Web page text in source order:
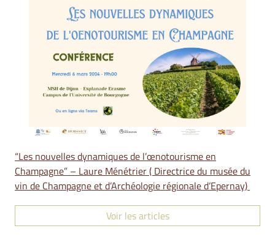
“Les nouvelles dynamiques de l’œnotourisme en
Champagne” – Laure Ménétrier ( Directrice du musée du
vin de Champagne et d’Archéologie régionale d’Epernay)
Voir les articles